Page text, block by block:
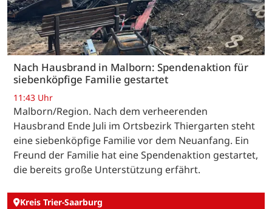
Nach Hausbrand in Malborn: Spendenaktion für
siebenköpfige Familie gestartet
11:43 Uhr
Malborn/Region. Nach dem verheerenden
Hausbrand Ende Juli im Ortsbezirk Thiergarten steht
eine siebenköpfige Familie vor dem Neuanfang. Ein
Freund der Familie hat eine Spendenaktion gestartet,
die bereits große Unterstützung erfährt.
Kreis Trier-Saarburg